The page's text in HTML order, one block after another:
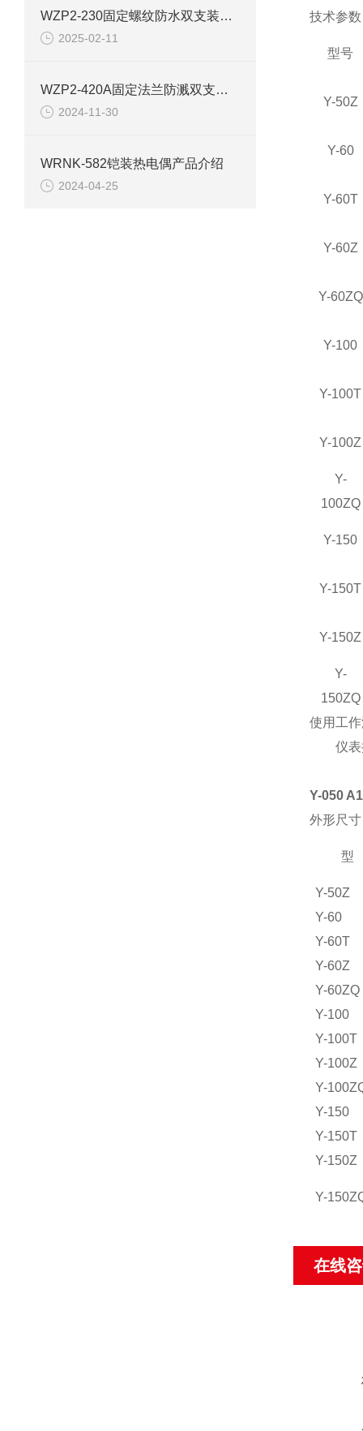
WZP2-230固定螺纹防水双支装配式热电阻
2025-02-11
WZP2-420A固定法兰防溅双支装配式热电阻
2024-11-30
WRNK-582铠装热电偶产品介绍
2024-04-25
技术参
型号
Y-50Z
Y-60
Y-60T
Y-60Z
Y-60ZQ
Y-100
Y-100T
Y-100Z
Y-
100ZQ
Y-150
Y-150T
Y-150Z
Y-
150ZQ
使用工
仪表执
Y-050
外形尺
型
Y-50Z
Y-60
Y-60T
Y-60Z
Y-60ZQ
Y-100
Y-100T
Y-100Z
Y-
Y-150
Y-150T
Y-150Z
Y-
在线